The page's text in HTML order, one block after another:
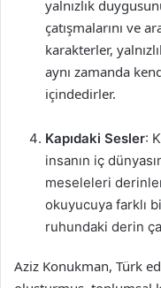
yalnızlık
çatışmalarını ve
karakterler,
aynı zamanda
içindedirler.
Kapıdaki Sesler:
insanın iç
meseleleri
okuyucuya farklı
ruhundaki derin
Aziz Konukman, Türk